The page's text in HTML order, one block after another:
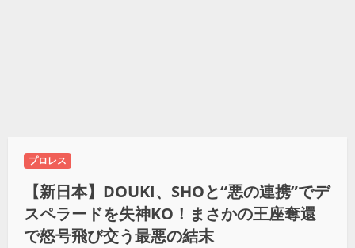
プロレス
【新日本】DOUKI、SHOと“悪の連携”でデ
スペラードを失神KO！まさかの王座奪還
で怒号飛び交う最悪の結末